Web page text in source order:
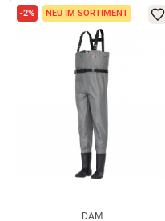
-2% NEU IM SORTIMENT
DAM